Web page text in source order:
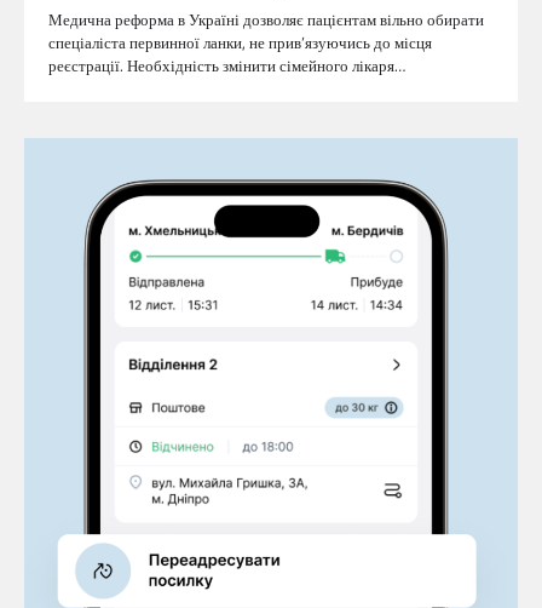
Медична реформа в Україні дозволяє пацієнтам вільно обирати
спеціаліста первинної ланки, не прив’язуючись до місця
реєстрації. Необхідність змінити сімейного лікаря…